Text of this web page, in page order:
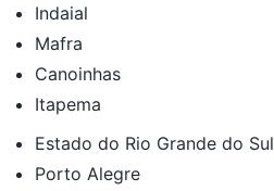
Indaial
Mafra
Canoinhas
Itapema
Estado do Rio Grande do Sul
Porto Alegre